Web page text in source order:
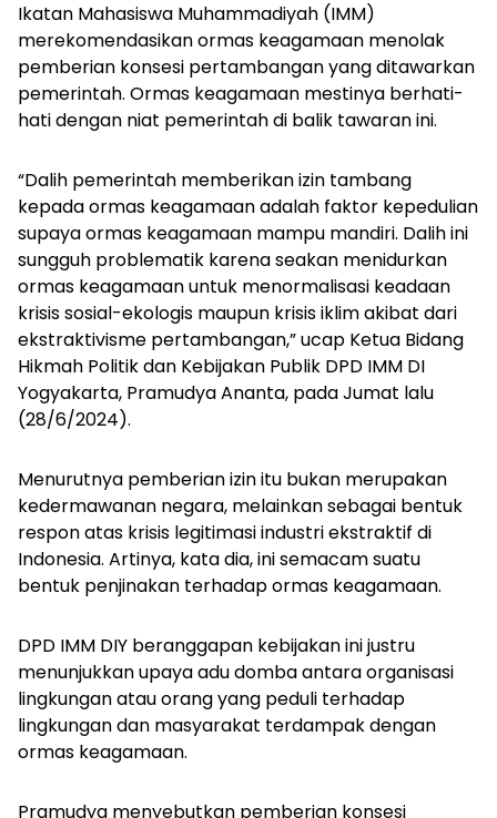
Ikatan Mahasiswa Muhammadiyah (IMM)
merekomendasikan ormas keagamaan menolak
pemberian konsesi pertambangan yang ditawarkan
pemerintah. Ormas keagamaan mestinya berhati-
hati dengan niat pemerintah di balik tawaran ini.
“Dalih pemerintah memberikan izin tambang
kepada ormas keagamaan adalah faktor kepedulian
supaya ormas keagamaan mampu mandiri. Dalih ini
sungguh problematik karena seakan menidurkan
ormas keagamaan untuk menormalisasi keadaan
krisis sosial-ekologis maupun krisis iklim akibat dari
ekstraktivisme pertambangan,” ucap Ketua Bidang
Hikmah Politik dan Kebijakan Publik DPD IMM DI
Yogyakarta, Pramudya Ananta, pada Jumat lalu
(28/6/2024).
Menurutnya pemberian izin itu bukan merupakan
kedermawanan negara, melainkan sebagai bentuk
respon atas krisis legitimasi industri ekstraktif di
Indonesia. Artinya, kata dia, ini semacam suatu
bentuk penjinakan terhadap ormas keagamaan.
DPD IMM DIY beranggapan kebijakan ini justru
menunjukkan upaya adu domba antara organisasi
lingkungan atau orang yang peduli terhadap
lingkungan dan masyarakat terdampak dengan
ormas keagamaan.
Pramudya menyebutkan pemberian konsesi